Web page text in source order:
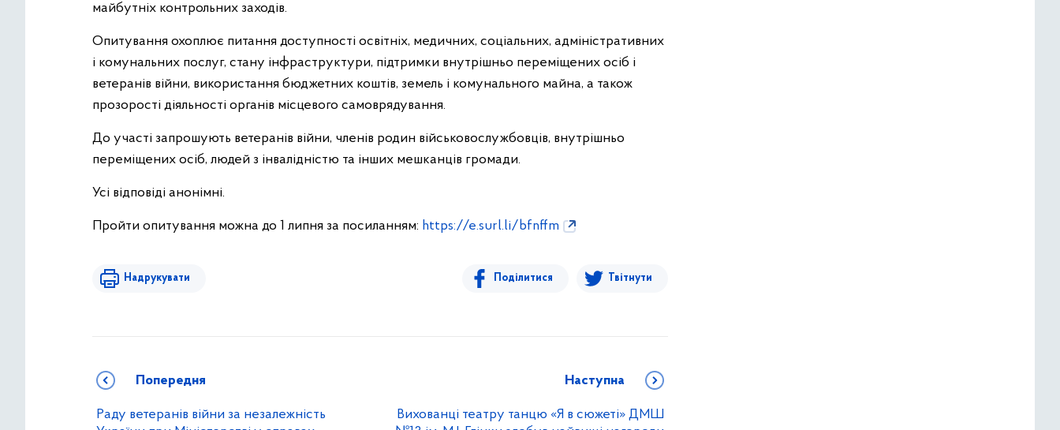
майбутніх контрольних заходів.
Опитування охоплює питання доступності освітніх, медичних, соціальних, адміністративних
і комунальних послуг, стану інфраструктури, підтримки внутрішньо переміщених осіб і
ветеранів війни, використання бюджетних коштів, земель і комунального майна, а також
прозорості діяльності органів місцевого самоврядування.
До участі запрошують ветеранів війни, членів родин військовослужбовців, внутрішньо
переміщених осіб, людей з інвалідністю та інших мешканців громади.
Усі відповіді анонімні.
Пройти опитування можна до 1 липня за посиланням: https://e.surl.li/bfnffm
Надрукувати Поділитися Твітнути
Попередня
Раду ветеранів війни за незалежність
Наступна
Вихованці театру танцю «Я в сюжеті» ДМШ